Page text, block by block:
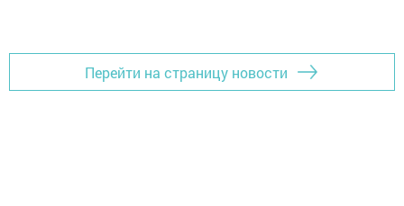
Перейти на страницу новости